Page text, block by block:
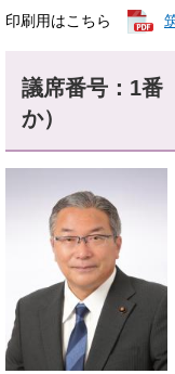
印刷用はこちら
議席番号：1番
か）​